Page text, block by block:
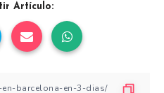
Artículo: